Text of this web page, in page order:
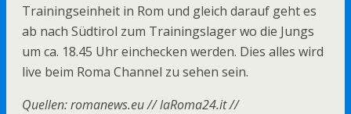
Trainingseinheit in Rom und gleich darauf geht es
ab nach Südtirol zum Trainingslager wo die Jungs
um ca. 18.45 Uhr einchecken werden. Dies alles wird
live beim Roma Channel zu sehen sein.
Quellen: romanews.eu // laRoma24.it //